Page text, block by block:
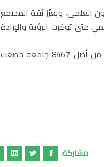
العلمي، ويعزّز ثقة المجتمع
متى توفرت الرؤية والإرادة
يذكر ان الجامعة حققت من خلال تجربتها الاولى موقعا لها ضمن الفئة 1201-1400 عالميًا من أصل 8467 جامعة خضعت
مشاركة: